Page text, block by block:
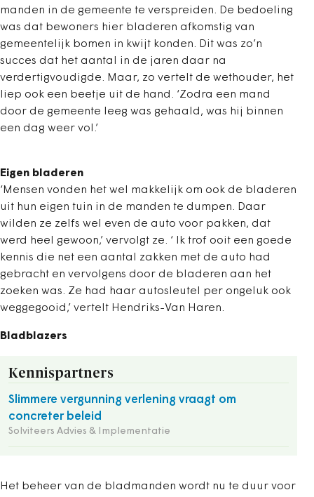
manden in de gemeente te verspreiden. De bedoeling
was dat bewoners hier bladeren afkomstig van
gemeentelijk bomen in kwijt konden. Dit was zo’n
succes dat het aantal in de jaren daar na
verdertigvoudigde. Maar, zo vertelt de wethouder, het
liep ook een beetje uit de hand. ‘Zodra een mand
door de gemeente leeg was gehaald, was hij binnen
een dag weer vol.’
Eigen bladeren
‘Mensen vonden het wel makkelijk om ook de bladeren
uit hun eigen tuin in de manden te dumpen. Daar
wilden ze zelfs wel even de auto voor pakken, dat
werd heel gewoon,’ vervolgt ze. ‘ Ik trof ooit een goede
kennis die net een aantal zakken met de auto had
gebracht en vervolgens door de bladeren aan het
zoeken was. Ze had haar autosleutel per ongeluk ook
weggegooid,’ vertelt Hendriks-Van Haren.
Bladblazers
Kennispartners
Slimmere vergunning verlening vraagt om
concreter beleid
Solviteers Advies & Implementatie
Het beheer van de bladmanden wordt nu te duur voor